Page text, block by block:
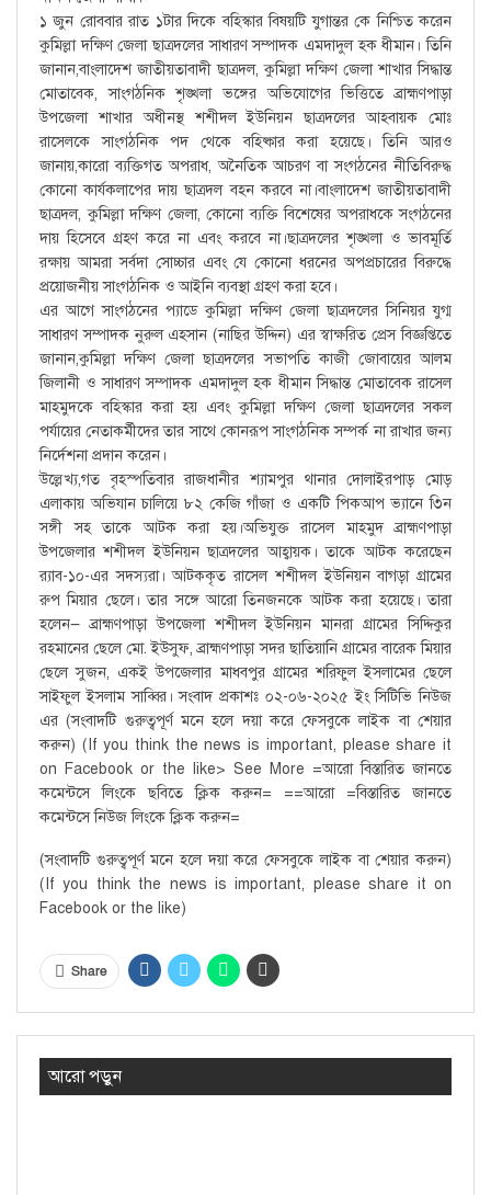
১ জুন রোববার রাত ১টার দিকে বহিস্কার বিষয়টি যুগান্তর কে নিশ্চিত করেন
কুমিল্লা দক্ষিণ জেলা ছাত্রদলের সাধারণ সম্পাদক এমদাদুল হক ধীমান। তিনি
জানান,বাংলাদেশ জাতীয়তাবাদী ছাত্রদল, কুমিল্লা দক্ষিণ জেলা শাখার সিদ্ধান্ত
মোতাবেক, সাংগঠনিক শৃঙ্খলা ভঙ্গের অভিযোগের ভিত্তিতে ব্রাহ্মণপাড়া
উপজেলা শাখার অধীনস্থ শশীদল ইউনিয়ন ছাত্রদলের আহবায়ক মোঃ
রাসেলকে সাংগঠনিক পদ থেকে বহিষ্কার করা হয়েছে। তিনি আরও
জানায়,কারো ব্যক্তিগত অপরাধ, অনৈতিক আচরণ বা সংগঠনের নীতিবিরুদ্ধ
কোনো কার্যকলাপের দায় ছাত্রদল বহন করবে না।বাংলাদেশ জাতীয়তাবাদী
ছাত্রদল, কুমিল্লা দক্ষিণ জেলা, কোনো ব্যক্তি বিশেষের অপরাধকে সংগঠনের
দায় হিসেবে গ্রহণ করে না এবং করবে না।ছাত্রদলের শৃঙ্খলা ও ভাবমূর্তি
রক্ষায় আমরা সর্বদা সোচ্চার এবং যে কোনো ধরনের অপপ্রচারের বিরুদ্ধে
প্রয়োজনীয় সাংগঠনিক ও আইনি ব্যবস্থা গ্রহণ করা হবে।
এর আগে সাংগঠনের প্যাডে কুমিল্লা দক্ষিণ জেলা ছাত্রদলের সিনিয়র যুগ্ম
সাধারণ সম্পাদক নুরুল এহসান (নাছির উদ্দিন) এর স্বাক্ষরিত প্রেস বিজ্ঞপ্তিতে
জানান,কুমিল্লা দক্ষিণ জেলা ছাত্রদলের সভাপতি কাজী জোবায়ের আলম
জিলানী ও সাধারণ সম্পাদক এমদাদুল হক ধীমান সিদ্ধান্ত মোতাবেক রাসেল
মাহমুদকে বহিস্কার করা হয় এবং কুমিল্লা দক্ষিণ জেলা ছাত্রদলের সকল
পর্যায়ের নেতাকর্মীদের তার সাথে কোনরূপ সাংগঠনিক সম্পর্ক না রাখার জন্য
নির্দেশনা প্রদান করেন।
উল্লেখ্য,গত বৃহস্পতিবার রাজধানীর শ্যামপুর থানার দোলাইরপাড় মোড়
এলাকায় অভিযান চালিয়ে ৮২ কেজি গাঁজা ও একটি পিকআপ ভ্যানে ৩িন
সঙ্গী সহ তাকে আটক করা হয়।অভিযুক্ত রাসেল মাহমুদ ব্রাহ্মণপাড়া
উপজেলার শশীদল ইউনিয়ন ছাত্রদলের আহ্বায়ক। তাকে আটক করেছেন
র‌্যাব-১০-এর সদস্যরা। আটককৃত রাসেল শশীদল ইউনিয়ন বাগড়া গ্রামের
রুপ মিয়ার ছেলে। তার সঙ্গে আরো তিনজনকে আটক করা হয়েছে। তারা
হলেন— ব্রাহ্মণপাড়া উপজেলা শশীদল ইউনিয়ন মানরা গ্রামের সিদ্দিকুর
রহমানের ছেলে মো. ইউসুফ, ব্রাহ্মণপাড়া সদর ছাতিয়ানি গ্রামের বারেক মিয়ার
ছেলে সুজন, একই উপজেলার মাধবপুর গ্রামের শরিফুল ইসলামের ছেলে
সাইফুল ইসলাম সাব্বির। সংবাদ প্রকাশঃ ০২-০৬-২০২৫ ইং সিটিভি নিউজ
এর (সংবাদটি গুরুত্বপূর্ণ মনে হলে দয়া করে ফেসবুকে লাইক বা শেয়ার
করুন) (If you think the news is important, please share it
on Facebook or the like> See More =আরো বিস্তারিত জানতে
কমেন্টসে লিংকে ছবিতে ক্লিক করুন= ==আরো =বিস্তারিত জানতে
কমেন্টসে নিউজ লিংকে ক্লিক করুন=
(সংবাদটি গুরুত্বপূর্ণ মনে হলে দয়া করে ফেসবুকে লাইক বা শেয়ার করুন)
(If you think the news is important, please share it on
Facebook or the like)
Share
আরো পড়ুন